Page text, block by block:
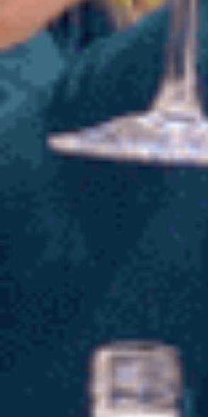
Игры, смех, сюрпризы — всё ваше. Выездной
формат — это свобода: вы выбираете место
и дату, а мы берём на себя всё, что может
сделать шоу весёлым, громким и по-
весеннему классным.
насколько далеко ваш праздник улетел
От 17 000 ₽ а точно скажем
после беседы